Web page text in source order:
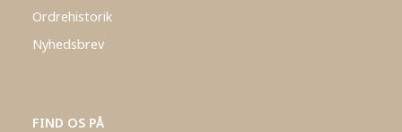
Ordrehistorik
Nyhedsbrev
FIND OS PÅ